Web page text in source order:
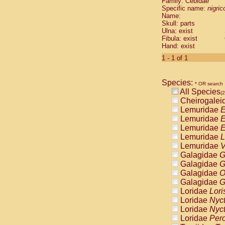
Cebidae
Cebidae
Cebidae
Cebidae
Cebidae
Cebidae
Cebidae
Cebidae
Cebidae
Cebidae
Cebidae
Cebidae
Atelidae
Atelidae
Atelidae
Atelidae
Atelidae
Atelidae
Atelidae
Atelidae
Atelidae
Atelidae
Pitheciidae
Specific name:
Name:
Skull: parts
Ulna: exist
Fibula: exist
Hand: exist
1 - 1 of 1
Species: * OR search
All Species
Lemuridae
Lemuridae
Lemuridae
Lemuridae
Lemuridae
Galagidae
Galagidae
Galagidae
Galagidae
Loridae
Loridae
Loridae
Loridae